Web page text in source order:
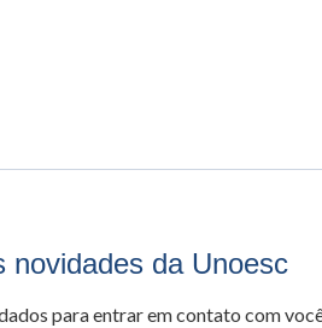
novidades da Unoesc
para entrar em contato com